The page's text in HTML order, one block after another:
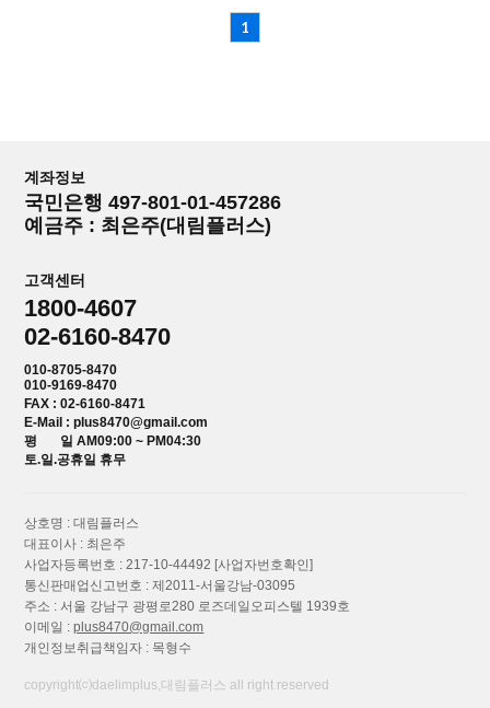
1
계좌정보
국민은행 497-801-01-457286
예금주 : 최은주(대림플러스)
고객센터
1800-4607
02-6160-8470
010-8705-8470
010-9169-8470
FAX : 02-6160-8471
E-Mail : plus8470@gmail.com
평 일 AM09:00 ~ PM04:30
토.일.공휴일 휴무
상호명 : 대림플러스
대표이사 : 최은주
사업자등록번호 : 217-10-44492 [사업자번호확인]
통신판매업신고번호 : 제2011-서울강남-03095
주소 : 서울 강남구 광평로280 로즈데일오피스텔 1939호
이메일 :plus8470@gmail.com
개인정보취급책임자 : 목형수
copyright⒞daelimplus,대림플러스 all right reserved